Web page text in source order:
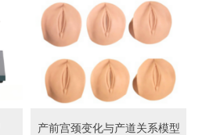
产前宫颈变化与产道关系模型